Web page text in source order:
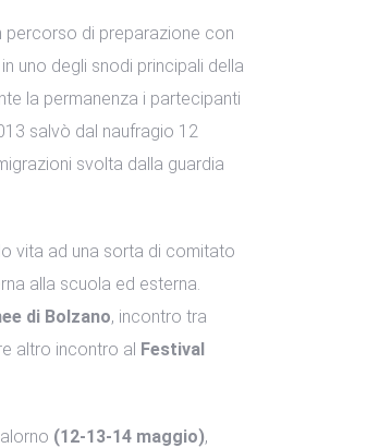
percorso di preparazione con
uno degli snodi principali della
la permanenza i partecipanti
salvò dal naufragio 12
svolta dalla guardia
vita ad una sorta di comitato
alla scuola ed esterna.
di Bolzano, incontro tra
altro incontro al Festival
(12-13-14 maggio),